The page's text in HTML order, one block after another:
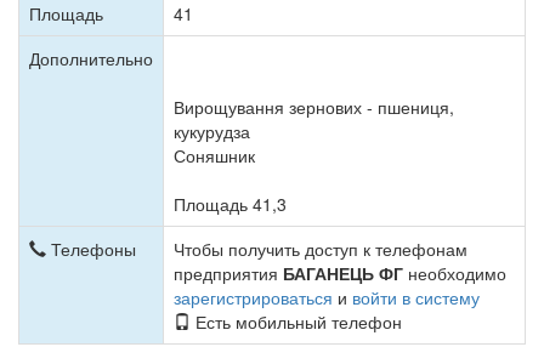
Площадь
41
Дополнительно
Вирощування зернових - пшениця,
кукурудза
Соняшник
Площадь 41,3
Телефоны
Чтобы получить доступ к телефонам
предприятия БАГАНЕЦЬ ФГ необходимо
зарегистрироваться и войти в систему
Есть мобильный телефон